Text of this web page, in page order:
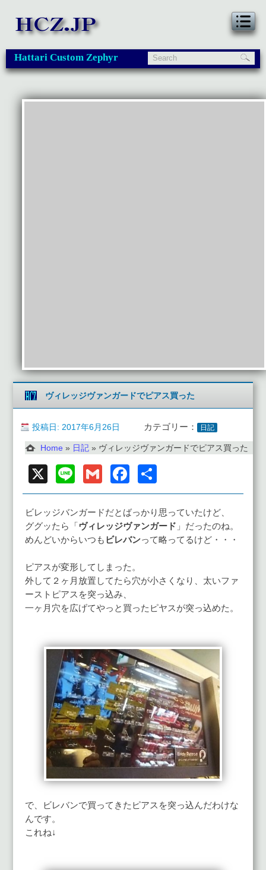
Hattari Custom Zephyr
ヴィレッジヴァンガードでピアス買った
投稿日: 2017年6月26日 カテゴリー： 日記
Home » 日記 » ヴィレッジヴァンガードでピアス買った
X Line GmailFacebook
有
ビレッジバンガードだとばっかり思っていたけど、
ググッたら「 ヴィレッジヴァンガード 」だったのね。
めんどいからいつも ビレバンって略ってるけど・・・
ピアスが変形してしまった。
外して２ヶ月放置してたら穴が小さくなり、太いファ
ーストピアスを突っ込み、
一ヶ月穴を広げてやっと買ったピヤスが突っ込めた。
で、ビレバンで買ってきたピアスを突っ込んだわけな
んです。
これね↓